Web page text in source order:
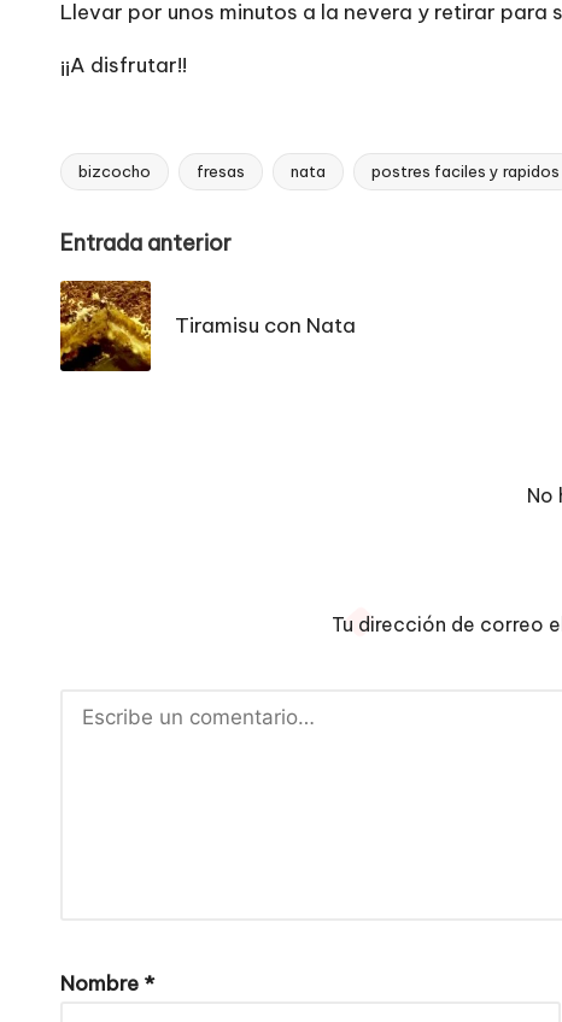
Llevar por unos minutos a la nevera y retirar para
¡¡A disfrutar!!
Etiquetas:
bizcocho fresas nata postres faciles y rapidos
Navegación
de
entradas
Entrada anterior
Tiramisu con Nata
No
Tu dirección de correo
Nombre *